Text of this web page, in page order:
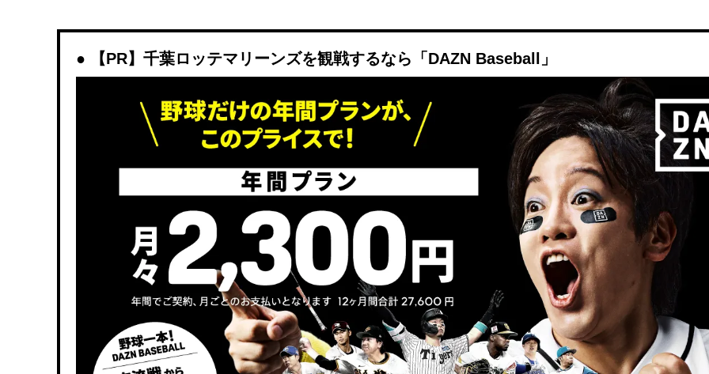
【PR】千葉ロッテマリーンズを観戦するなら「DAZN Baseball」